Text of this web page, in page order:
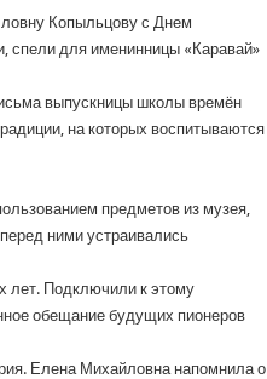
Копыльцову с Днем
спели для именинницы «Каравай»
выпускницы школы времён
на которых воспитываются
предметов из музея,
ними устраивались
лет. Подключили к этому
обещание будущих пионеров
Елена Михайловна напомнила о